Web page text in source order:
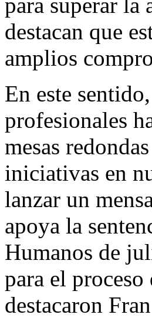
destacan que
amplios
En este
profesionales
mesas
iniciativas en
lanzar un
apoya la
Humanos de
para el
destacaron